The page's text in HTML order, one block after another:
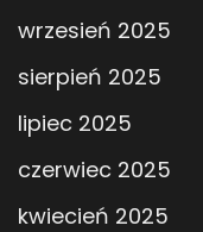
wrzesień 2025
sierpień 2025
lipiec 2025
czerwiec 2025
kwiecień 2025